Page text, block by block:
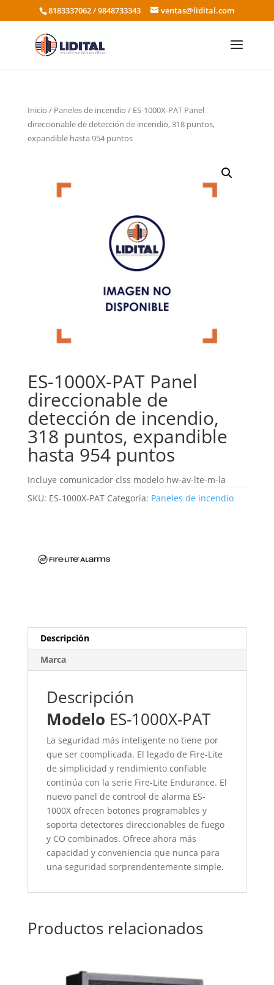
8183337062 / 9848733343 ventas@lidital.com
Inicio / Paneles de incendio / ES-1000X-PAT Panel
direccionable de detección de incendio, 318 puntos,
expandible hasta 954 puntos
ES-1000X-PAT Panel
direccionable de
detección de incendio,
318 puntos, expandible
hasta 954 puntos
Incluye comunicador clss modelo hw-av-lte-m-la
SKU: ES-1000X-PAT Categoría: Paneles de incendio
Descripción
Marca
Descripción
Modelo ES-1000X-PAT
La seguridad más inteligente no tiene por
que ser coomplicada. El legado de Fire-Lite
de simplicidad y rendimiento confiable
continúa con la serie Fire-Lite Endurance. El
nuevo panel de controol de alarma ES-
1000X ofrecen botones programables y
soporta detectores direccionables de fuego
y CO combinados. Ofrece ahora más
capacidad y conveniencia que nunca para
una seguridad sorprendentemente simple.
Productos relacionados